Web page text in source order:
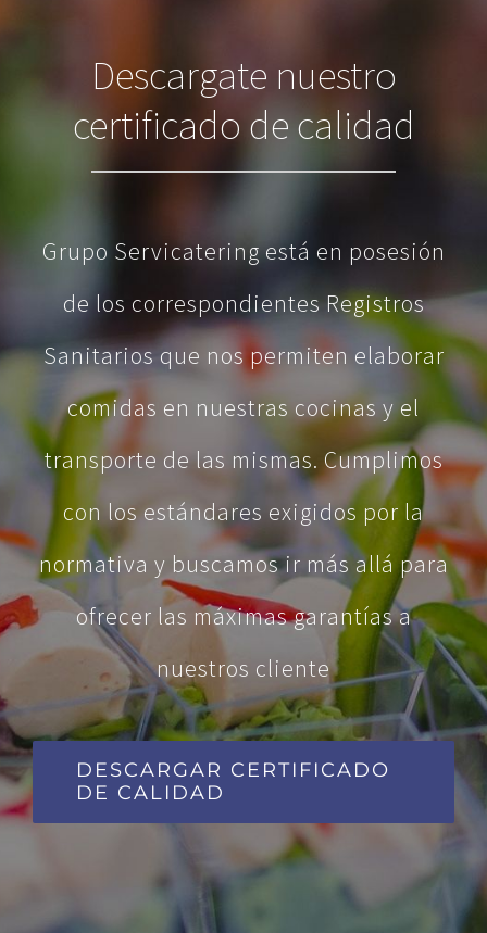
Descargate nuestro
certificado de calidad
Grupo Servicatering está en posesión
de los correspondientes Registros
Sanitarios que nos permiten elaborar
comidas en nuestras cocinas y el
transporte de las mismas. Cumplimos
con los estándares exigidos por la
normativa y buscamos ir más allá para
ofrecer las máximas garantías a
nuestros cliente
DESCARGAR CERTIFICADO
DE CALIDAD